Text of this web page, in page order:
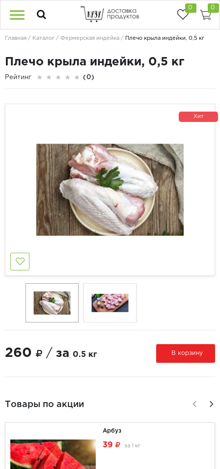
0 0
Главная Каталог Фермерская индейка Плечо крыла индейки, 0,5 кг
Плечо крыла индейки, 0,5 кг
Рейтинг (0)
Хит
260 / за 0.5 кг В корзину
Товары по акции
Арбуз
39 за 1 кг